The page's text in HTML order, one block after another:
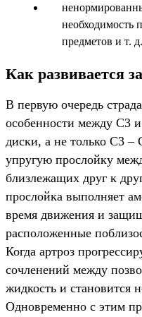
необходимость
предметов и т. д.
Как развивается
В первую очередь
особенности между C3
диски, а не только C3 –
упругую прослойку
близлежащих друг к
прослойка выполняет
время движения и
расположенные
Когда артроз
сочленений между
жидкость и становится
Одновременно с этим